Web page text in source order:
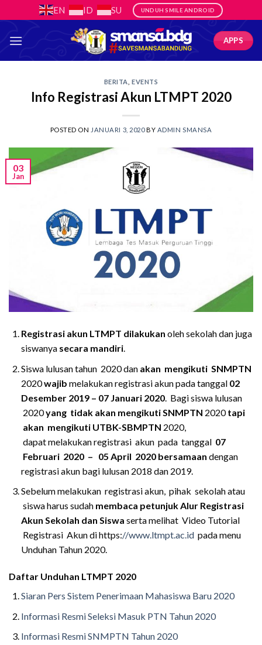
to
content
EN ID SU UNDUH SMILE ANDROID
APPS
BERITA ,EVENTS
Info Registrasi Akun LTMPT 2020
POSTED ON JANUARI 3, 2020BY ADMIN SMANSA
03
Jan
Registrasi akun LTMPT dilakukan oleh sekolah dan juga
siswanya secara mandiri.
Siswa lulusan tahun 2020 dan akan mengikuti SNMPTN
2020wajib melakukan registrasi akun pada tanggal 02
Desember 2019 – 07 Januari 2020. Bagi siswa lulusan
2020yang tidak akan mengikuti SNMPTN 2020tapi
akan mengikuti UTBK-SBMPTN 2020,
dapat melakukan registrasi akun pada tanggal 07
Februari 2020 – 05 April 2020 bersamaan dengan
registrasi akun bagi lulusan 2018 dan 2019.
Sebelum melakukan registrasi akun, pihak sekolah atau
siswa harus sudah membaca petunjuk Alur Registrasi
Akun Sekolah dan Siswa serta melihat Video Tutorial
Registrasi Akun di https://www.ltmpt.ac.idpada menu
Unduhan Tahun 2020.
Daftar Unduhan LTMPT 2020
Siaran Pers Sistem Penerimaan Mahasiswa Baru 2020
Informasi Resmi Seleksi Masuk PTN Tahun 2020
Informasi Resmi SNMPTN Tahun 2020